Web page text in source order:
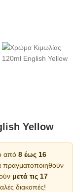
Yellow
από 8 έως 16
πραγματοποιηθούν
μετά τις 17
διακοπές!